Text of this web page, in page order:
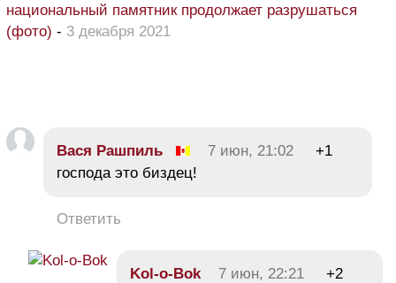
национальный памятник продолжает разрушаться
(фото) - 3 декабря 2021
Вася Рашпиль 7 июн, 21:02
+1
господа это биздец!
Ответить
Kol-o-Bok 7 июн, 22:21 +2